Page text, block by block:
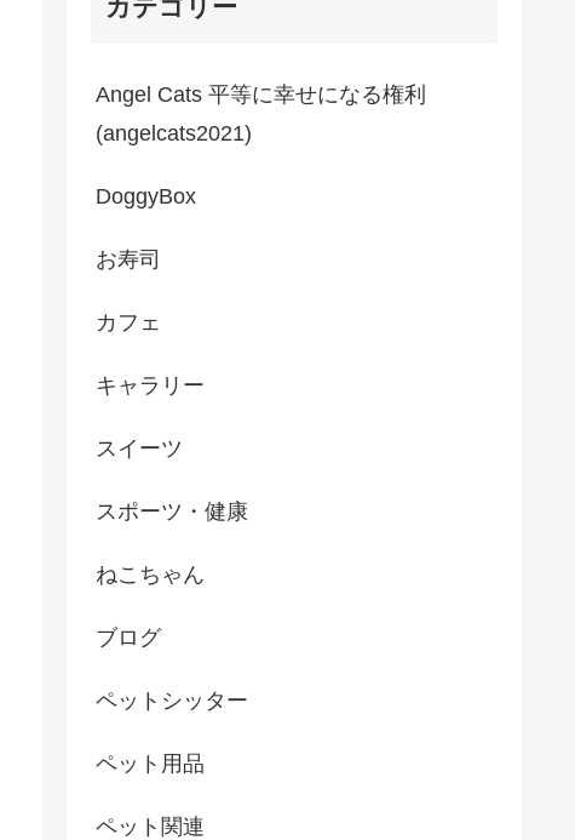
カテゴリー
Angel Cats 平等に幸せになる権利
(angelcats2021)
DoggyBox
お寿司
カフェ
キャラリー
スイーツ
スポーツ・健康
ねこちゃん
ブログ
ペットシッター
ペット用品
ペット関連